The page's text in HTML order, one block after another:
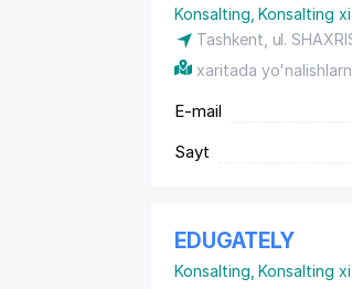
Konsalting ,Konsalting
Tashkent, ul.
xaritada
E-mail
Sayt
EDUGATELY
Konsalting ,Konsalting